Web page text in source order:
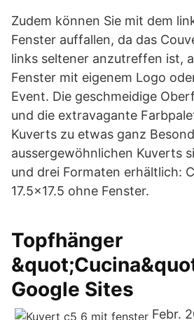
Zudem können Sie mit dem
Fenster auffallen, da das
links seltener anzutreffen ist,
Fenster mit eigenem Logo
Event. Die geschmeidige
und die extravagante
Kuverts zu etwas ganz
aussergewöhnlichen Kuverts
und drei Formaten erhältlich:
17.5x17.5 ohne Fenster.
Topfhänger
Google Sites
Febr.